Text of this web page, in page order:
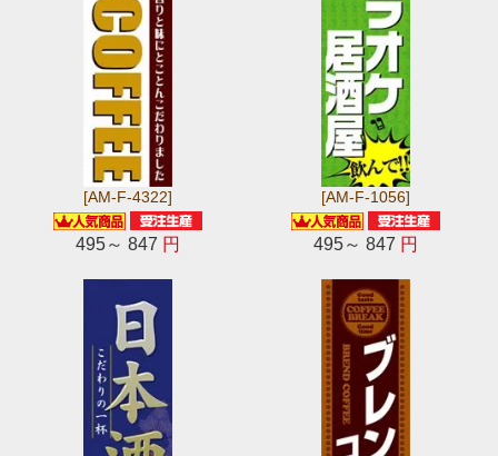
[AM-F-4322]
495～ 847 円
[AM-F-1056]
495～ 847 円